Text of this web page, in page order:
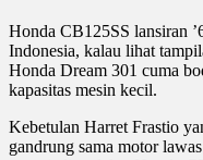
Honda CB125SS lansiran
Indonesia, kalau lihat
Honda Dream 301 cuma
kapasitas mesin kecil.
Kebetulan Harret Frastio
gandrung sama motor